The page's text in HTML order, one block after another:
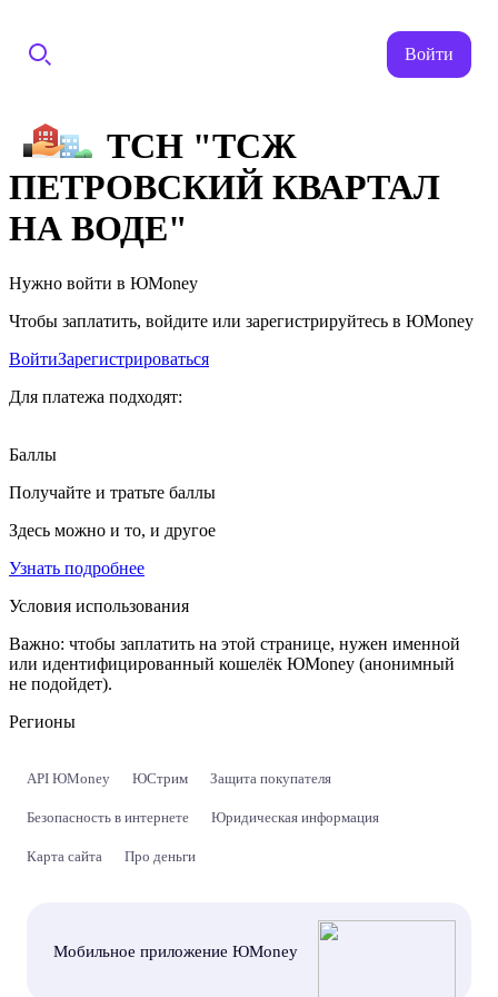
Войти
ТСН "ТСЖ
ПЕТРОВСКИЙ КВАРТАЛ
НА ВОДЕ"
Нужно войти в ЮMoney
Чтобы заплатить, войдите или зарегистрируйтесь в ЮMoney
ВойтиЗарегистрироваться
Для платежа подходят:
Баллы
Получайте и тратьте баллы
Здесь можно и то, и другое
Узнать подробнее
Условия использования
Важно: чтобы заплатить на этой странице, нужен именной
или идентифицированный кошелёк ЮMoney (анонимный
не подойдет).
Регионы
API ЮMoney ЮСтрим Защита покупателя
Безопасность в интернете Юридическая информация
Карта сайта Про деньги
Мобильное приложение ЮMoney